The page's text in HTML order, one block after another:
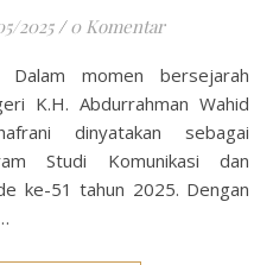
2025 / 0 Komentar
K.H. Abdurrahman Wahid
dinyatakan sebagai
Studi Komunikasi dan
ke-51 tahun 2025. Dengan